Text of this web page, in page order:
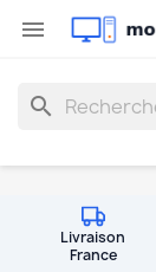

search
Livraison
France